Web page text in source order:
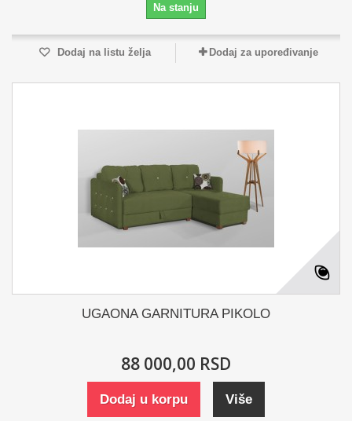
Na stanju
Dodaj na listu želja Dodaj za upoređivanje
UGAONA GARNITURA PIKOLO
88 000,00 RSD
Dodaj u korpu Više